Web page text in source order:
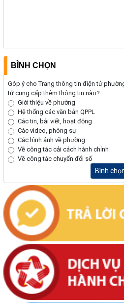
BÌNH CHỌN
Góp ý cho Trang thông tin điện tử
tử cung cấp thêm thông tin nào?
Giới thiệu về phường
Hệ thống các văn bản QPPL
Các tin, bài viết, hoạt động
Các video, phóng sự
Các hình ảnh về phường
Về công tác cải cách hành chính
Về công tác chuyển đổi số
Bình
Vương và bà Nguyễn Thị Liễu đang
Hồ, tỉnh Đắk Lắk
Thông báo về việc niêm yết, công
quyền sử dụng đất lần đầu 02 hồ sơ
đất tại Phường Buôn Hồ, tỉnh Đắk Lắk
(06/08/2026, 00:00)
Thông báo về việc niêm yết, công